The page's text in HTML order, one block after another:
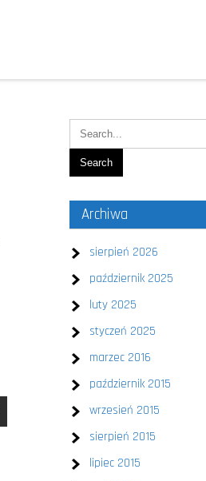
Archiwa
sierpień 2026
październik 2025
luty 2025
styczeń 2025
marzec 2016
październik 2015
wrzesień 2015
sierpień 2015
lipiec 2015